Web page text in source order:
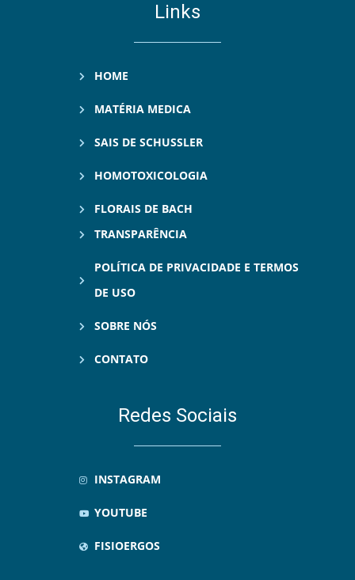
Links
HOME
MATÉRIA MEDICA
SAIS DE SCHUSSLER
HOMOTOXICOLOGIA
FLORAIS DE BACH
TRANSPARÊNCIA
POLÍTICA DE PRIVACIDADE E TERMOS
DE USO
SOBRE NÓS
CONTATO
Redes Sociais
INSTAGRAM
YOUTUBE
FISIOERGOS